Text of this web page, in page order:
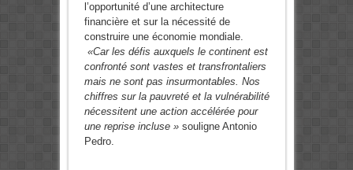
l’opportunité d’une architecture
financière et sur la nécessité de
construire une économie mondiale.
«Car les défis auxquels le continent est
confronté sont vastes et transfrontaliers
mais ne sont pas insurmontables. Nos
chiffres sur la pauvreté et la vulnérabilité
nécessitent une action accélérée pour
une reprise incluse »souligne Antonio
Pedro.